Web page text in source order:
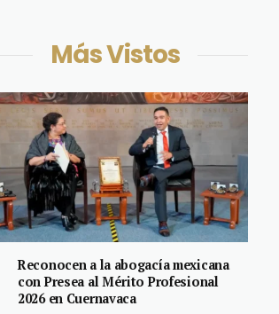
Más Vistos
Reconocen a la abogacía mexicana
con Presea al Mérito Profesional
2026 en Cuernavaca